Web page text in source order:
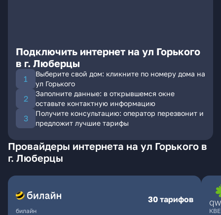
Подключить интернет на ул Горького
в г. Люберцы
Выберите свой дом: кликните по номеру дома на
ул Горького
Заполните данные: в открывшемся окне
оставьте контактную информацию
Получите консультацию: оператор перезвонит и
предложит лучшие тарифы
Провайдеры интернета на ул Горького в
г. Люберцы
билайн
30 тарифов